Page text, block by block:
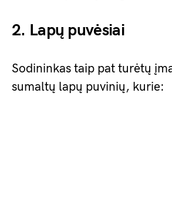
2. Lapų puvėsiai
Sodininkas taip pat turėtų
sumaltų lapų puvinių, kurie: